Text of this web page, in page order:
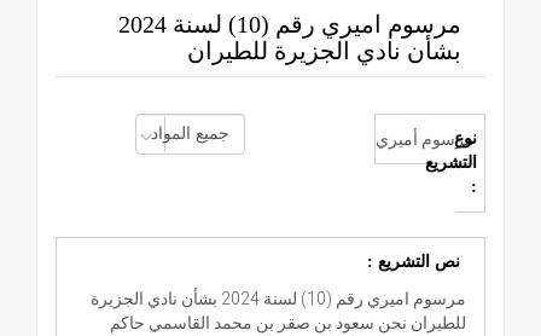
مرسوم اميري رقم (10) لسنة 2024
بشأن نادي الجزيرة للطيران
نوع
التشريع
:
مرسوم أميري
نص التشريع :
مرسوم اميري رقم (10) لسنة 2024 بشأن نادي الجزيرة
للطيران نحن سعود بن صقر بن محمد القاسمي حاكم